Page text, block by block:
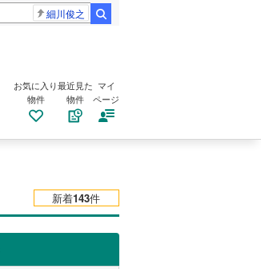
細川俊之
お気に入り
物件
最近見た
物件
マイ
ページ
新着143件